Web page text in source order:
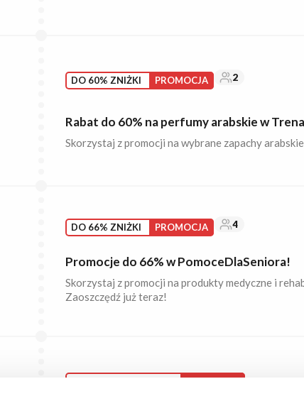
DO 60% ZNIŻKI PROMOCJA 2
Rabat do 60% na perfumy arabskie w
Skorzystaj z promocji na wybrane zapachy
DO 66% ZNIŻKI PROMOCJA 4
Promocje do 66% w PomoceDlaSeniora!
Skorzystaj z promocji na produkty medyczne i
Zaoszczędź już teraz!
PROMOCJA